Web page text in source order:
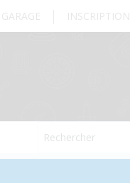
GARAGE INSCRIPTION